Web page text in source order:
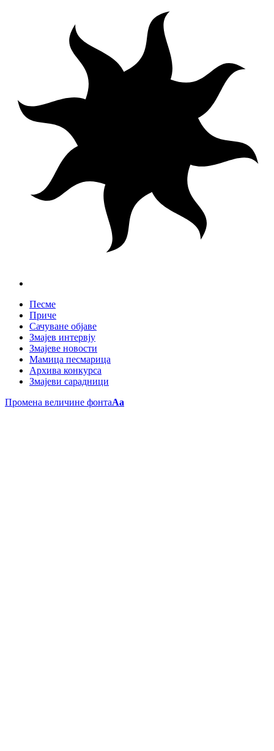
Песме
Приче
Сачуване објаве
Змајев интервју
Змајеве новости
Мамица песмарица
Архива конкурса
Змајеви сарадници
Промена величине фонтаAa